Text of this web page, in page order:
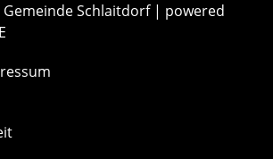
Gemeinde Schlaitdorf | powered